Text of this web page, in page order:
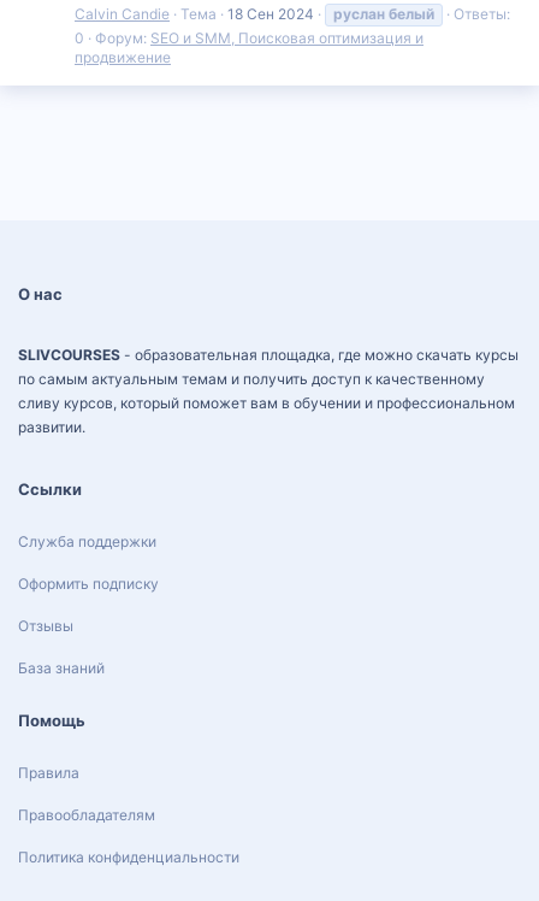
Calvin Candie Тема 18 Сен 2024 руслан белый
Ответы:
0
Форум: SEO и SMM, Поисковая оптимизация и
продвижение
О нас
SLIVCOURSES - образовательная площадка, где можно скачать курсы
по самым актуальным темам и получить доступ к качественному
сливу курсов, который поможет вам в обучении и профессиональном
развитии.
Ссылки
Служба поддержки
Оформить подписку
Отзывы
База знаний
Помощь
Правила
Правообладателям
Политика конфиденциальности